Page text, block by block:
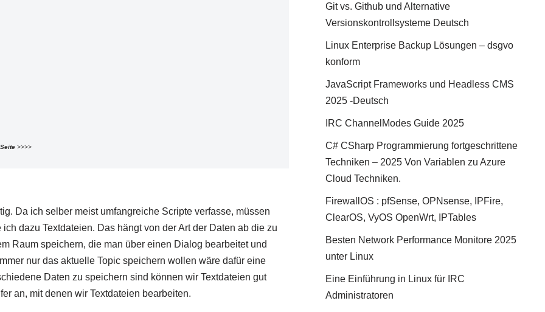
>>>>
Da ich selber meist umfangreiche Scripte verfasse, müssen
dazu Textdateien. Das hängt von der Art der Daten ab die zu
Raum speichern, die man über einen Dialog bearbeitet und
nur das aktuelle Topic speichern wollen wäre dafür eine
Daten zu speichern sind können wir Textdateien gut
an, mit denen wir Textdateien bearbeiten.
Git vs. Github und Alternative
Versionskontrollsysteme Deutsch
Linux Enterprise Backup Lösungen – dsgvo
konform
JavaScript Frameworks und Headless CMS
2025 -Deutsch
IRC ChannelModes Guide 2025
C# CSharp Programmierung fortgeschrittene
Techniken – 2025 Von Variablen zu Azure
Cloud Techniken.
FirewallOS : pfSense, OPNsense, IPFire,
ClearOS, VyOS OpenWrt, IPTables
Besten Network Performance Monitore 2025
unter Linux
Eine Einführung in Linux für IRC
Administratoren